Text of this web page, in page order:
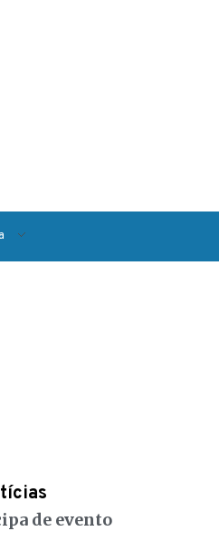
de evento